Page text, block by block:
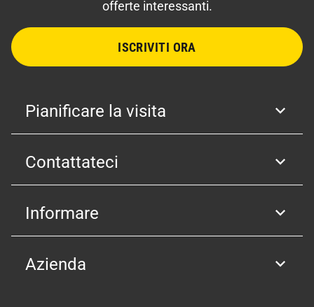
offerte interessanti.
ISCRIVITI ORA
Pianificare la visita
Contattateci
Informare
Azienda